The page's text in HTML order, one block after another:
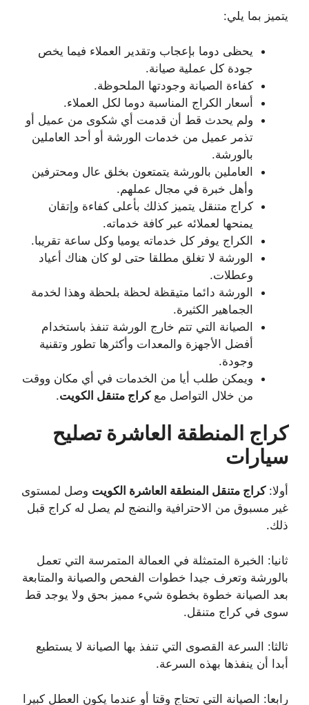
يتميز بما يلي:
يحظى دوما بإعجاب وتقدير العملاء فيما يخص
جودة كل عملية صيانة.
كفاءة الصيانة وجودتها الملحوظة.
أسعار الكراج المناسبة دوما لكل العملاء.
ولم يحدث قط أن قدمت أي شكوى من عميل أو
تذمر عميل من خدمات الورشة أو أحد العاملين
بالورشة.
العاملين بالورشة يتمتعون بخلق عال ومحترفين
وأهل خبرة في مجال عملهم.
كراج متنقل يتميز كذلك بأعلى كفاءة وإتقان
يمنحها لعملائه عبر كافة خدماته.
الكراج يوفر كل خدماته يوميا وكل ساعة تقريبا.
الورشة لا تغلق مطلقا حتى لو كان هناك أعياد
وعطلات.
الورشة دائما متيقظة لحظة بلحظة وهذا لخدمة
الجماهير الكثيرة.
الصيانة التي تتم خارج الورشة تنفذ باستخدام
أفضل الأجهزة والمعدات وأكثرها تطور وتقنية
وجودة.
ويمكن طلب أيا من الخدمات في أي مكان ووقت
من خلال التواصل معكراج متنقل الكويت.
كراج المنطقة العاشرة تصليح
سيارات
أولا:كراج متنقل المنطقة العاشرة الكويت وصل لمستوى
غير مسبوق من الاحترافية والنضج لم يصل له كراج قبل
ذلك.
ثانيا: الخبرة المتمثلة في العمالة المتمرسة التي تعمل
بالورشة وتعرف جيدا خطوات الفحص والصيانة والمتابعة
بعد الصيانة خطوة بخطوة شيء مميز بحق ولا يوجد قط
سوى في كراج متنقل.
ثالثا: السرعة القصوى التي تنفذ بها الصيانة لا يستطيع
أبدا أن ينفذها بهذه السرعة.
رابعا: الصيانة التي تحتاج وقتا أو عندما يكون العطل كبيرا